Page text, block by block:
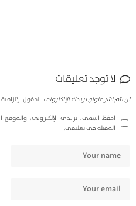
لا توجد تعليقات
لن يتم نشر عنوان بريدك الإلكتروني.الحقول
احفظ اسمي، بريدي الإلكتروني، والموقع
المقبلة في تعليقي.